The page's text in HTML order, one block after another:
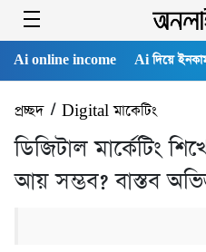
Ai online income Ai দিয়ে
প্রচ্ছদ/ Digital মাকেটিং
ডিজিটাল মার্কেটিং
আয় সম্ভব? বাস্তব